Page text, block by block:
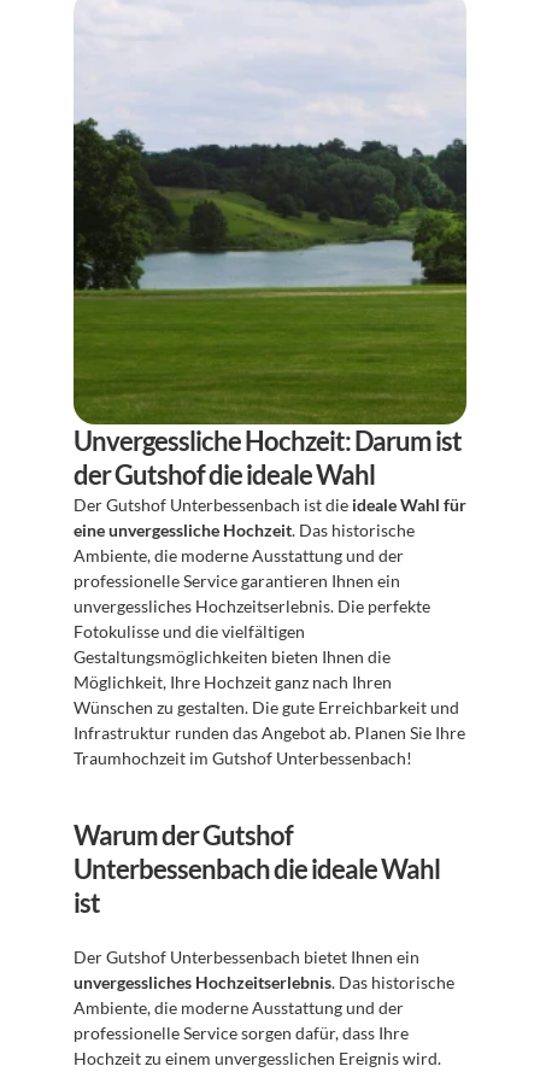
Unvergessliche Hochzeit: Darum ist
der Gutshof die ideale Wahl
Der Gutshof Unterbessenbach ist die ideale Wahl für
eine unvergessliche Hochzeit. Das historische
Ambiente, die moderne Ausstattung und der
professionelle Service garantieren Ihnen ein
unvergessliches Hochzeitserlebnis. Die perfekte
Fotokulisse und die vielfältigen
Gestaltungsmöglichkeiten bieten Ihnen die
Möglichkeit, Ihre Hochzeit ganz nach Ihren
Wünschen zu gestalten. Die gute Erreichbarkeit und
Infrastruktur runden das Angebot ab. Planen Sie Ihre
Traumhochzeit im Gutshof Unterbessenbach!
Warum der Gutshof
Unterbessenbach die ideale Wahl
ist
unvergessliches Hochzeitserlebnis. Das historische
Ambiente, die moderne Ausstattung und der
professionelle Service sorgen dafür, dass Ihre
Hochzeit zu einem unvergesslichen Ereignis wird.